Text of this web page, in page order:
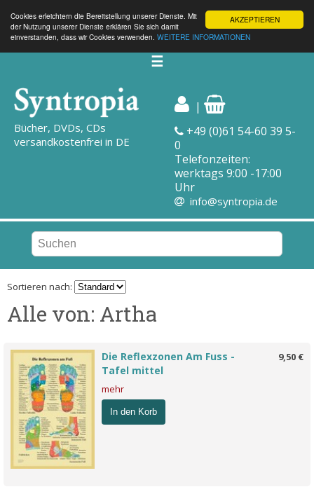
AKZEPTIEREN
Cookies erleichtern die Bereitstellung unserer Dienste. Mit
der Nutzung unserer Dienste erklären Sie sich damit
einverstanden, dass wir Cookies verwenden. WEITERE INFORMATIONEN
☰
Bücher, DVDs, CDs
versandkostenfrei in DE
|
+49 (0)61 54-60 39 5-
0
Telefonzeiten:
werktags 9:00 -17:00
Uhr
info@syntropia.de
Sortieren nach:
Alle von: Artha
9,50 €
Die Reflexzonen Am Fuss -
Tafel mittel
mehr
In den Korb